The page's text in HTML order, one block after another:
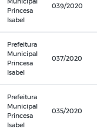
Princesa
Isabel
039/2020
Prefeitura
Municipal
Princesa
Isabel
037/2020
Prefeitura
Municipal
Princesa
Isabel
035/2020